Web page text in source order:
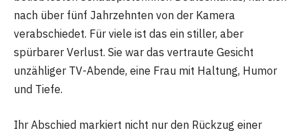
nach über fünf Jahrzehnten von der Kamera
verabschiedet. Für viele ist das ein stiller, aber
spürbarer Verlust. Sie war das vertraute Gesicht
unzähliger TV-Abende, eine Frau mit Haltung, Humor
und Tiefe.
Ihr Abschied markiert nicht nur den Rückzug einer